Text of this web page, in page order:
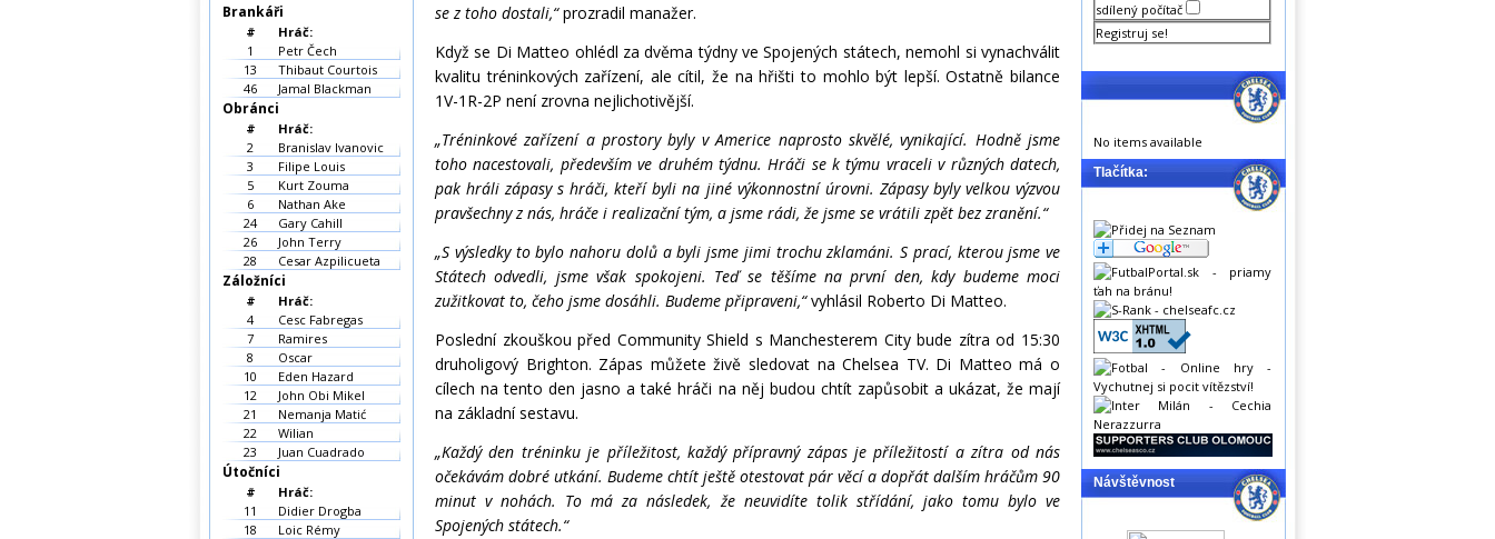
se z toho dostali,“prozradil manažer.
Když se Di Matteo ohlédl za dvěma týdny ve Spojených státech, nemohl si vynachválit
kvalitu tréninkových zařízení, ale cítil, že na hřišti to mohlo být lepší. Ostatně bilance
1V-1R-2P není zrovna nejlichotivější.
„Tréninkové zařízení a prostory byly v Americe naprosto skvělé, vynikající. Hodně jsme
toho nacestovali, především ve druhém týdnu. Hráči se k týmu vraceli v různých datech,
pak hráli zápasy s hráči, kteří byli na jiné výkonnostní úrovni. Zápasy byly velkou výzvou
pravšechny z nás, hráče i realizační tým, a jsme rádi, že jsme se vrátili zpět bez zranění.“
„S výsledky to bylo nahoru dolů a byli jsme jimi trochu zklamáni. S prací, kterou jsme ve
Státech odvedli, jsme však spokojeni. Teď se těšíme na první den, kdy budeme moci
zužitkovat to, čeho jsme dosáhli. Budeme připraveni,“vyhlásil Roberto Di Matteo.
Poslední zkouškou před Community Shield s Manchesterem City bude zítra od 15:30
druholigový Brighton. Zápas můžete živě sledovat na Chelsea TV. Di Matteo má o
cílech na tento den jasno a také hráči na něj budou chtít zapůsobit a ukázat, že mají
na základní sestavu.
„Každý den tréninku je příležitost, každý přípravný zápas je příležitostí a zítra od nás
očekávám dobré utkání. Budeme chtít ještě otestovat pár věcí a dopřát dalším hráčům 90
minut v nohách. To má za následek, že neuvidíte tolik střídání, jako tomu bylo ve
Spojených státech.“
Brankáři
#
Hráč:
1
Petr Čech
13
Thibaut Courtois
46
Jamal Blackman
Obránci
#
Hráč:
2
Branislav Ivanovic
3
Filipe Louis
5
Kurt Zouma
6
Nathan Ake
24
Gary Cahill
26
John Terry
28
Cesar Azpilicueta
Záložníci
#
Hráč:
4
Cesc Fabregas
7
Ramires
8
Oscar
10
Eden Hazard
12
John Obi Mikel
21
Nemanja Matić
22
Wilian
23
Juan Cuadrado
Útočníci
#
Hráč:
11
Didier Drogba
18
Loic Rémy
sdílený počítač
Registruj se!
No items available
Tlačítka:
Návštěvnost